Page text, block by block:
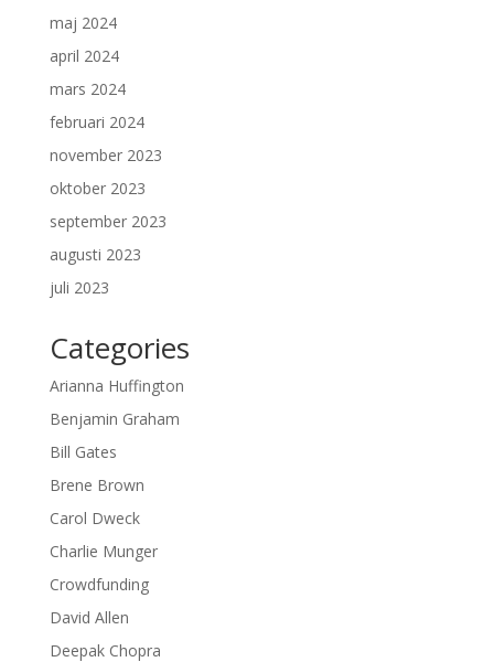
maj 2024
april 2024
mars 2024
februari 2024
november 2023
oktober 2023
september 2023
augusti 2023
juli 2023
Categories
Arianna Huffington
Benjamin Graham
Bill Gates
Brene Brown
Carol Dweck
Charlie Munger
Crowdfunding
David Allen
Deepak Chopra